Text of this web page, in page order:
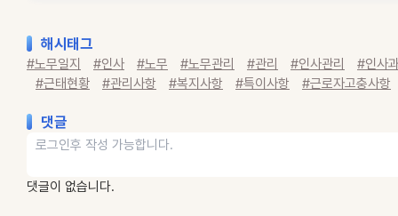
해시태그
#노무일지 #인사 #노무 #노무관리 #관리 #인사관리
#인사
#근태현황
#관리사항 #복지사항 #특이사항 #근로자고충사항
댓글
댓글이 없습니다.